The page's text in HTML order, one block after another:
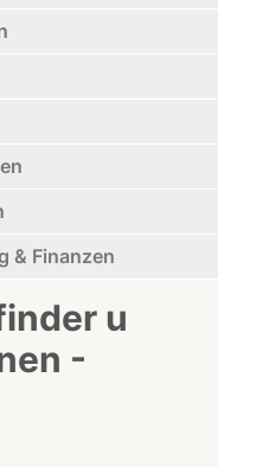
& Finanzen
u
-